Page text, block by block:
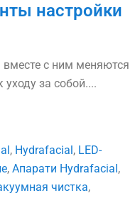
настройки
с ним меняются
за собой....
, Hydrafacial , LED-
, Апарати Hydrafacial ,
чистка,